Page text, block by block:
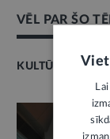
VĒL PAR ŠO
KULTŪRA